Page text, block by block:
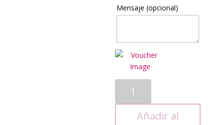
Mensaje(opcional)
Hialurónico
cantidadAñadir al